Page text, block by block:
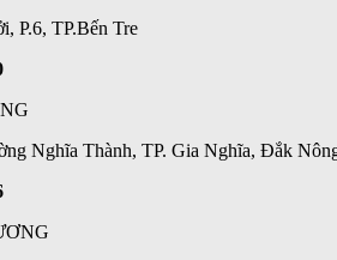
P.6, TP.Bến Tre
Nghĩa Thành, TP. Gia Nghĩa, Đắk